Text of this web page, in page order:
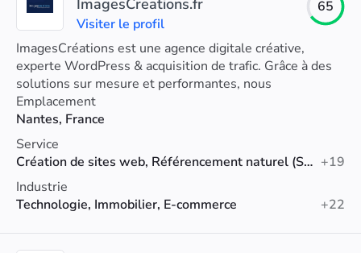
ImagesCreations.fr
Visiter le profil
65
ImagesCréations est une agence digitale créative,
experte WordPress & acquisition de trafic. Grâce à des
solutions sur mesure et performantes, nous
transformons vos projets en leviers de croissance.
Emplacement
Nantes, France
Service
Création de sites web, Référencement naturel (SEO), Annonces Google +19
Industrie
Technologie, Immobilier, E-commerce
+22